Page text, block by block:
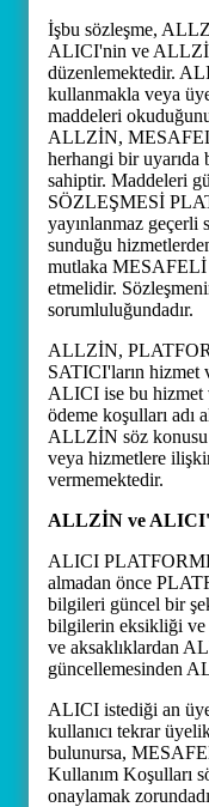
İşbu sözleşme,
ALICI'nin ve
düzenlemektedir.
kullanmakla veya
maddeleri
ALLZİN,
herhangi bir uyarıda
sahiptir. Maddeleri
SÖZLEŞMESİ
yayınlanmaz geçerli
sunduğu
mutlaka
etmelidir.
sorumluluğundadır.
ALLZİN,
SATICI'ların hizmet
ALICI ise bu hizmet
ödeme koşulları adı
ALLZİN söz konusu
veya hizmetlere
vermemektedir.
ALLZİN ve
ALICI
almadan önce
bilgileri güncel bir
bilgilerin eksikliği ve
ve aksaklıklardan
güncellemesinden
ALICI istediği an
kullanıcı tekrar
bulunursa,
Kullanım Koşulları
onaylamak